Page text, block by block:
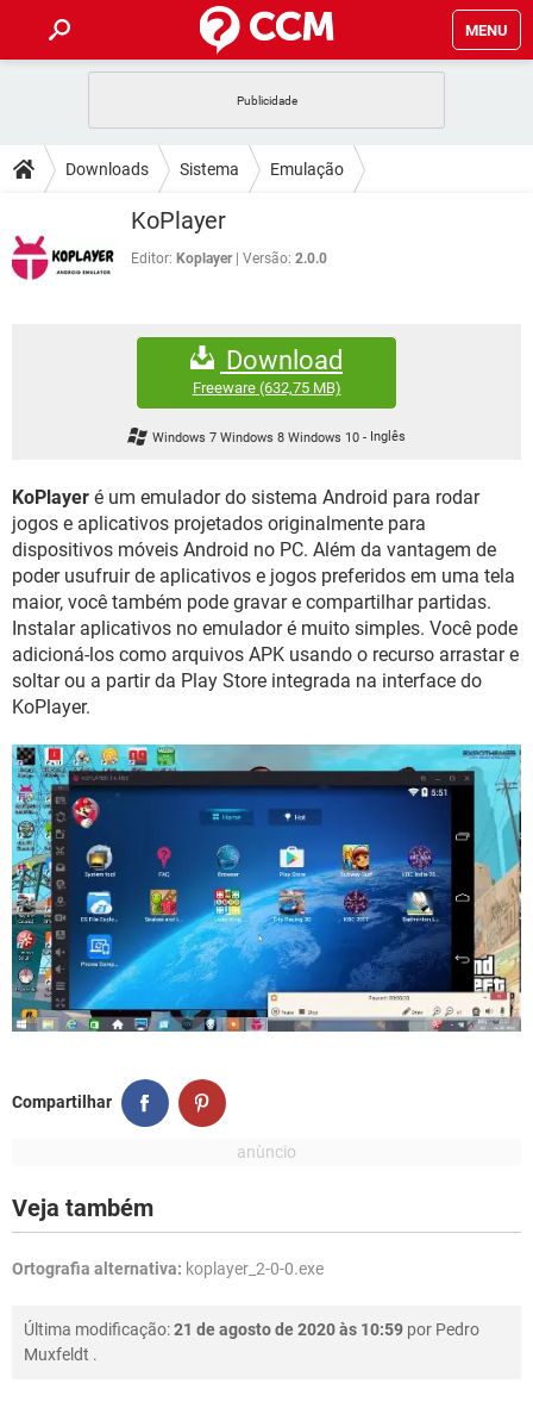
MENU
CELULAR FACEBOOK
INSTAGRAM GMAIL
DICAS
JOGOS WHATSAPP
CELULAR
OUTLOOK
JOGOS WHATSAPP
EXCEL
GMAIL
FÓRUM
FACEBOOK
EXCEL
GMAIL
WHATSAPP
INSTAGRAM GMAIL
GUIA DE COMPRAS
Downloads Sistema Emulação
KoPlayer
Editor: Koplayer Versão: 2.0.0
Download
Freeware(632,75 MB)
Windows 7 Windows 8 Windows 10 - Inglês
KoPlayer é um emulador do sistema Android para rodar
jogos e aplicativos projetados originalmente para
dispositivos móveis Android no PC. Além da vantagem de
poder usufruir de aplicativos e jogos preferidos em uma tela
maior, você também pode gravar e compartilhar partidas.
Instalar aplicativos no emulador é muito simples. Você pode
adicioná-los como arquivos APK usando o recurso arrastar e
soltar ou a partir da Play Store integrada na interface do
KoPlayer.
Compartilhar
Veja também
Ortografia alternativa: koplayer_2-0-0.exe
Última modificação:21 de agosto de 2020 às 10:59 por Pedro
Muxfeldt .